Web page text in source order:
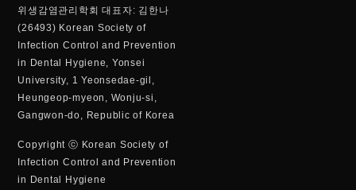
위생감염관리학회 대표자: 김한나
(26493) Korean Society of
Infection Control and Prevention
in Dental Hygiene, Yonsei
University, 1 Yeonsedae-gil,
Heungeop-myeon, Wonju-si,
Gangwon-do, Republic of Korea
Copyright ⓒ Korean Society of
Infection Control and Prevention
in Dental Hygiene